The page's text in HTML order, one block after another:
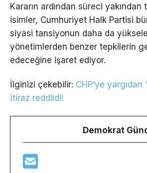
Kararın ardından süreci
isimler, Cumhuriyet Halk Partisi
siyasi tansiyonun daha da
yönetimlerden benzer tepkilerin
edeceğine işaret ediyor.
İlginizi çekebilir: CHP’ye yargıdan
İtiraz reddildi!
Demokrat